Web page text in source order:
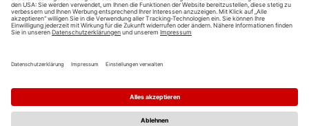
*
Die mit Sternchen (*) gekennzeichneten Links sind Affiliate-Links.
Wenn Sie auf einen solchen Link klicken und auf der Zielseite etwas
kaufen, bekommen wir vom betreffenden Anbieter oder Online-Shop
Kauf oder Preis.
Mehrwertsteuer.
Versand innerhalb Deutschlands versandkostenfrei ab 9,00 €
Bestellwert.